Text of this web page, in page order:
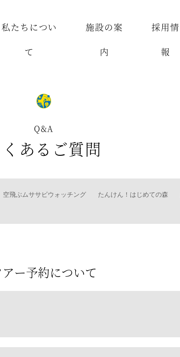
私たちについ
て
施設の案
内
採用情
報
Q&A
くあるご質問
空飛ぶムササビウォッチング たんけん！はじめての森
アー予約について